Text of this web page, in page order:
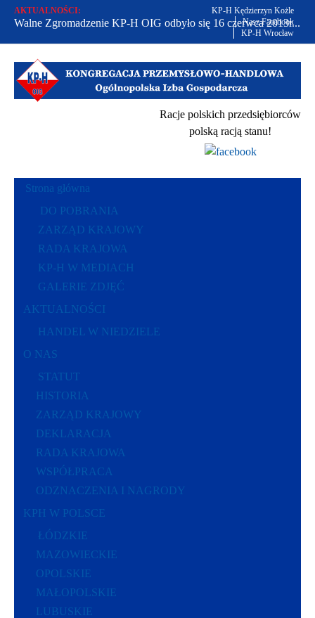
AKTUALNOŚCI:
Walne Zgromadzenie KP-H OIG odbyło się 16 czerwca 2013r...
Od 2002 r. bronimy praw polskich przedsiębiorców...
Racje polskich przedsiębiorców polską racją stanu...
KP-H Kędzierzyn Kożle
Nasz Facebook
KP-H Wrocław
Racje polskich przedsiębiorców
polską racją stanu!
Strona główna
DO POBRANIA
ZARZĄD KRAJOWY
RADA KRAJOWA
KP-H W MEDIACH
GALERIE ZDJĘĆ
AKTUALNOŚCI
HANDEL W NIEDZIELE
O NAS
STATUT
HISTORIA
ZARZĄD KRAJOWY
DEKLARACJA
RADA KRAJOWA
WSPÓŁPRACA
ODZNACZENIA I NAGRODY
KPH W POLSCE
ŁÓDZKIE
MAZOWIECKIE
OPOLSKIE
MAŁOPOLSKIE
LUBUSKIE